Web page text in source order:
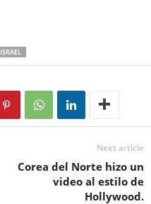
ISRAEL
Next article
Corea del Norte hizo un
video al estilo de
Hollywood.